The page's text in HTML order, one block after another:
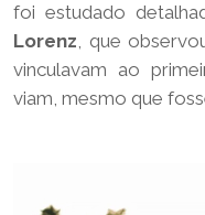
foi estudado
Lorenz, que
vinculavam ao
viam, mesmo que